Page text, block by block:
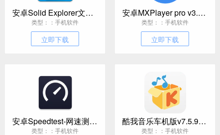
安卓Solid Explorer文件管理v3.5.15
类型：：手机软件
立即下载
安卓MXPlayer pro v3.0.12 去广告版
类型：：手机软件
立即下载
安卓Speedtest-网速测试v7.0.7
类型：：手机软件
酷我音乐车机版v7.5.9.21高级版
类型：：手机软件